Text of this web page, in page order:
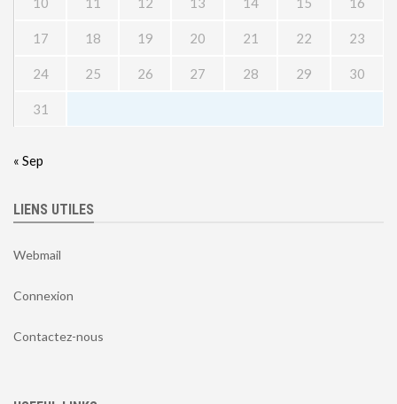
17 18 19 20 21 22 23
24 25 26 27 28 29 30
31
« Sep
LIENS UTILES
Webmail
Connexion
Contactez-nous